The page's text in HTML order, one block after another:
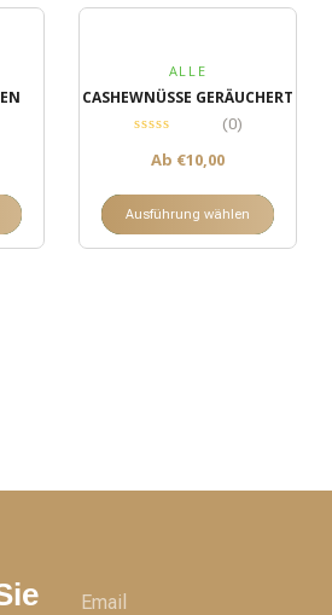
ALLE
CASHEWNÜSSE GERÄUCHERT
(0)
Ab €10,00
Ausführung wählen